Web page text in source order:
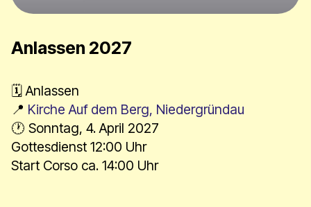
Anlassen 2027
​​​​🗓 Anlassen
📍 Kirche Auf dem Berg, Niedergründau
🕐 Sonntag, 4. April 2027
Gottesdienst 12:00 Uhr
Start Corso ca. 14:00 Uhr